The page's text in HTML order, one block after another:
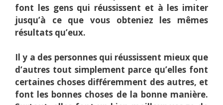
font les gens qui réussissent et à les imiter
jusqu’à ce que vous obteniez les mêmes
résultats qu’eux.
Il y a des personnes qui réussissent mieux que
d‘autres tout simplement parce qu’elles font
certaines choses différemment des autres, et
font les bonnes choses de la bonne manière.